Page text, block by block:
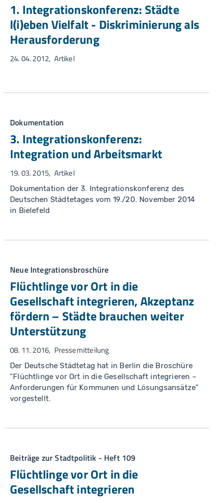
1. Integrationskonferenz: Städte
l(i)eben Vielfalt - Diskriminierung als
Herausforderung
24. 04. 2012 Artikel
Dokumentation
3. Integrationskonferenz:
Integration und Arbeitsmarkt
19. 03. 2015 Artikel
Dokumentation der 3. Integrationskonferenz des
Deutschen Städtetages vom 19./20. November 2014
in Bielefeld
Neue Integrationsbroschüre
Flüchtlinge vor Ort in die
Gesellschaft integrieren, Akzeptanz
fördern – Städte brauchen weiter
Unterstützung
08. 11. 2016 Pressemitteilung
Der Deutsche Städtetag hat in Berlin die Broschüre
"Flüchtlinge vor Ort in die Gesellschaft integrieren –
Anforderungen für Kommunen und Lösungsansätze"
vorgestellt.
Beiträge zur Stadtpolitik - Heft 109
Flüchtlinge vor Ort in die
Gesellschaft integrieren